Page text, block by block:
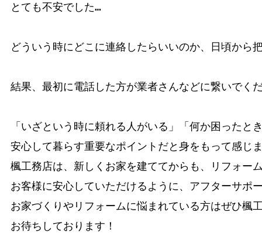
とても不安でした…
どういう時にどこに連絡したらいいのか、日頃から
結果、最初に電話した方が業者さんなどに繋いでく
「いざという時に頼れる人がいる」「何か困った
安心して暮らす重要なポイントだと身をもって感じ
楓工務店は、新しくお家を建ててからも、リフォー
お客様に安心していただけるように、アフターサポ
お家づくりやリフォームに悩まれている方はぜひ楓
お待ちしております！